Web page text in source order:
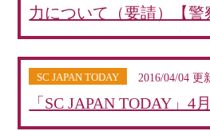
力について（要請）【警
SC JAPAN TODAY 2016/04/04 更
「SC JAPAN TODAY」4